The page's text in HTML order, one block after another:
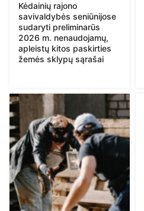
Kėdainių rajono
savivaldybės seniūnijose
sudaryti preliminarūs
2026 m. nenaudojamų,
apleistų kitos paskirties
žemės sklypų sąrašai